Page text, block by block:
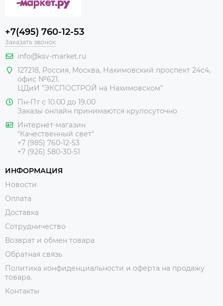
+7(495) 760-12-53
Заказать звонок
info@ksv-market.ru
127218, Россия, Москва, Нахимовский проспект 24с4,
офис №621.
ЦДиИ "ЭКСПОСТРОЙ на Нахимовском"
Пн-Пт с 10.00 до 19.00
Заказы онлайн принимаются крулосуточно
Интернет-магазин
"Качественный свет"
+7 (985) 760-12-53
+7 (926) 580-30-51
ИНФОРМАЦИЯ
Новости
Оплата
Доставка
Сотрудничество
Возврат и обмен товара
Обратная связь
Политика конфиденциальности и оферта на продажу
товара.
Контакты